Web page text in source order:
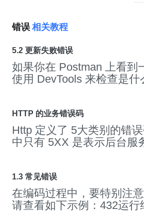
错误 相关教程
5.2 更新失败错误
如果你在 Postman 上看到
使用 DevTools 来检查是什
都会显示在这里：一些已知
Cannot update while
个 错 误说明用户在
要解决这个问题，将
误消息: Code signature
validation: code object is
同时有多个更新在运行，
打开，就会发生这种情况
HTTP 的业务错误码
Http 定义了 5大类别的错误
中只有 5XX 是表示后台服
业务制定业务级别的
其为协议级别的 错误码。
1.3 常见错误
在编码过程中，要特别注
请查看如下示例：432运